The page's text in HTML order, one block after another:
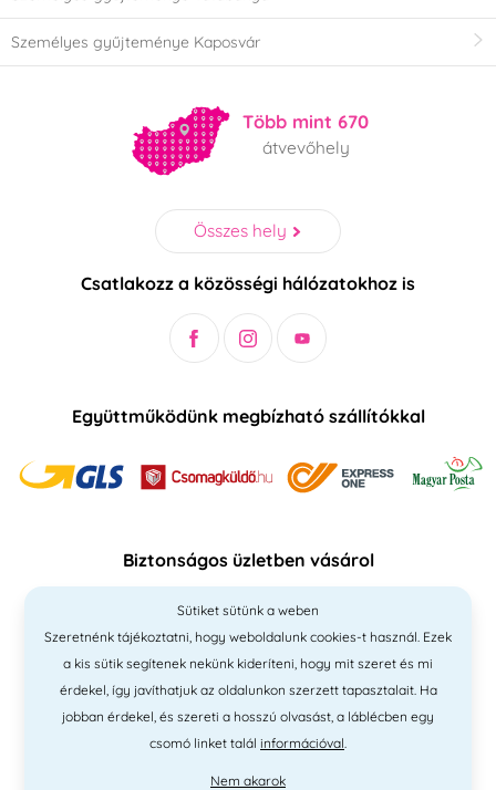
Személyes gyűjteménye Kaposvár
Több mint 670
átvevőhely
Összes hely
Csatlakozz a közösségi hálózatokhoz is
Együttműködünk megbízható szállítókkal
Biztonságos üzletben vásárol
Sütiket sütünk a weben
Szeretnénk tájékoztatni, hogy weboldalunk cookies-t használ. Ezek
a kis sütik segítenek nekünk kideríteni, hogy mit szeret és mi
érdekel, így javíthatjuk az oldalunkon szerzett tapasztalait. Ha
jobban érdekel, és szereti a hosszú olvasást, a láblécben egy
csomó linket talál információval.
Nem akarok